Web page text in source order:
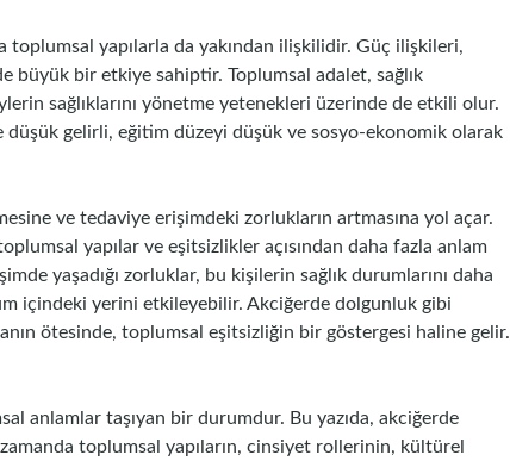
toplumsal yapılarla da yakından ilişkilidir. Güç ilişkileri,
büyük bir etkiye sahiptir. Toplumsal adalet, sağlık
sağlıklarını yönetme yetenekleri üzerinde de etkili olur.
düşük gelirli, eğitim düzeyi düşük ve sosyo-ekonomik olarak
ve tedaviye erişimdeki zorlukların artmasına yol açar.
yapılar ve eşitsizlikler açısından daha fazla anlam
yaşadığı zorluklar, bu kişilerin sağlık durumlarını daha
içindeki yerini etkileyebilir. Akciğerde dolgunluk gibi
ötesinde, toplumsal eşitsizliğin bir göstergesi haline gelir.
anlamlar taşıyan bir durumdur. Bu yazıda, akciğerde
toplumsal yapıların, cinsiyet rollerinin, kültürel